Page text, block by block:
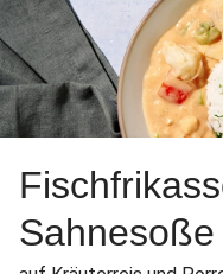
Sahnesoße